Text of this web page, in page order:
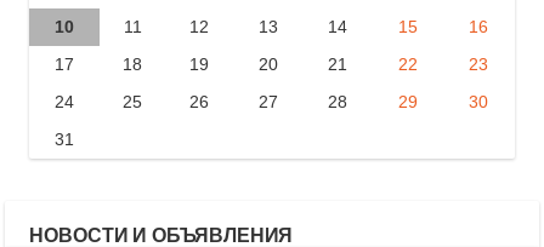
10
11 12 13 14 15
16
17
18 19 20 21 22
23
24
25 26 27 28 29
30
31
НОВОСТИ И ОБЪЯВЛЕНИЯ